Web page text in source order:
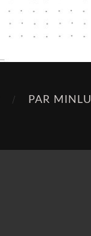
PAR MINLU